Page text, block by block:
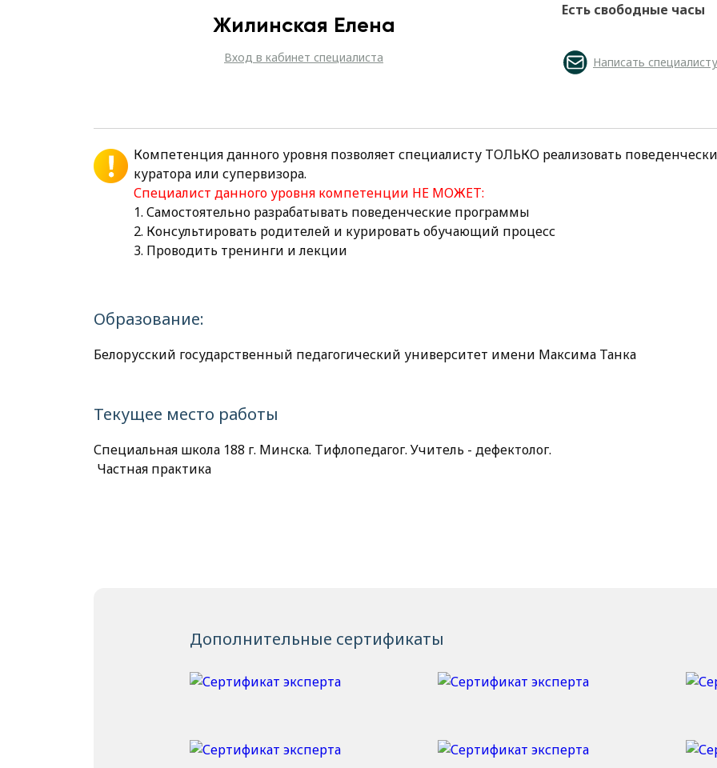
Жилинская Елена
Вход в кабинет специалиста
Есть свободные часы
Написать специалисту
Компетенция данного уровня позволяет специалисту ТОЛЬКО реализовать
куратора или супервизора.
Специалист данного уровня компетенции НЕ МОЖЕТ:
1. Самостоятельно разрабатывать поведенческие программы
2. Консультировать родителей и курировать обучающий процесс
3. Проводить тренинги и лекции
Образование:
Белорусский государственный педагогический университет имени Максима Танка
Текущее место работы
Специальная школа 188 г. Минска. Тифлопедагог. Учитель - дефектолог.
Частная практика
Дополнительные сертификаты